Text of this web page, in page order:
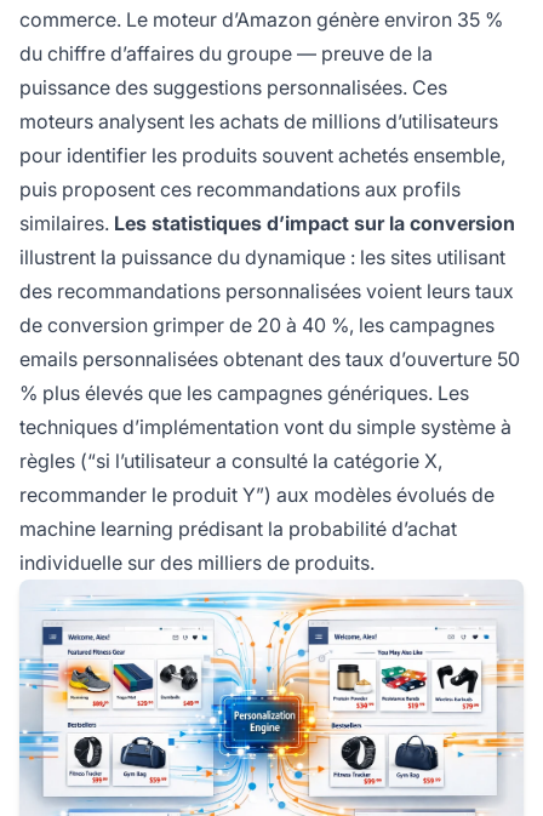
commerce. Le moteur d’Amazon génère environ 35 %
du chiffre d’affaires du groupe — preuve de la
puissance des suggestions personnalisées. Ces
moteurs analysent les achats de millions d’utilisateurs
pour identifier les produits souvent achetés ensemble,
puis proposent ces recommandations aux profils
similaires. Les statistiques d’impact sur la conversion
illustrent la puissance du dynamique : les sites utilisant
des recommandations personnalisées voient leurs taux
de conversion grimper de 20 à 40 %, les campagnes
emails personnalisées obtenant des taux d’ouverture 50
% plus élevés que les campagnes génériques. Les
techniques d’implémentation vont du simple système à
règles (“si l’utilisateur a consulté la catégorie X,
recommander le produit Y”) aux modèles évolués de
machine learning prédisant la probabilité d’achat
individuelle sur des milliers de produits.